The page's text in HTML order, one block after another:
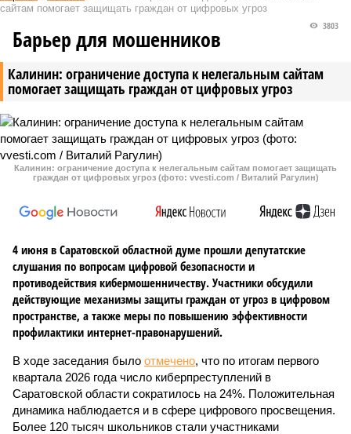
сайтам помогает защищать граждан от цифровых угроз
Калинин: ограничение доступа к нелегальным сайтам
помогает защищать граждан от цифровых угроз
3803
Барьер для мошенников
Калинин: ограничение доступа к нелегальным сайтам помогает защищать
граждан от цифровых угроз (фото: vvesti.com / Виталий Рагулин)
4 июня в Саратовской областной думе прошли депутатские
слушания по вопросам цифровой безопасности и
противодействия кибермошенничеству. Участники обсудили
действующие механизмы защиты граждан от угроз в цифровом
пространстве, а также меры по повышению эффективности
профилактики интернет-правонарушений.
В ходе заседания было отмечено, что по итогам первого
квартала 2026 года число киберпреступлений в
Саратовской области сократилось на 24%. Положительная
динамика наблюдается и в сфере цифрового просвещения.
Более 120 тысяч школьников стали участниками